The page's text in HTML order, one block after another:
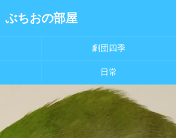
ぶちおの部屋
劇団四季
日常